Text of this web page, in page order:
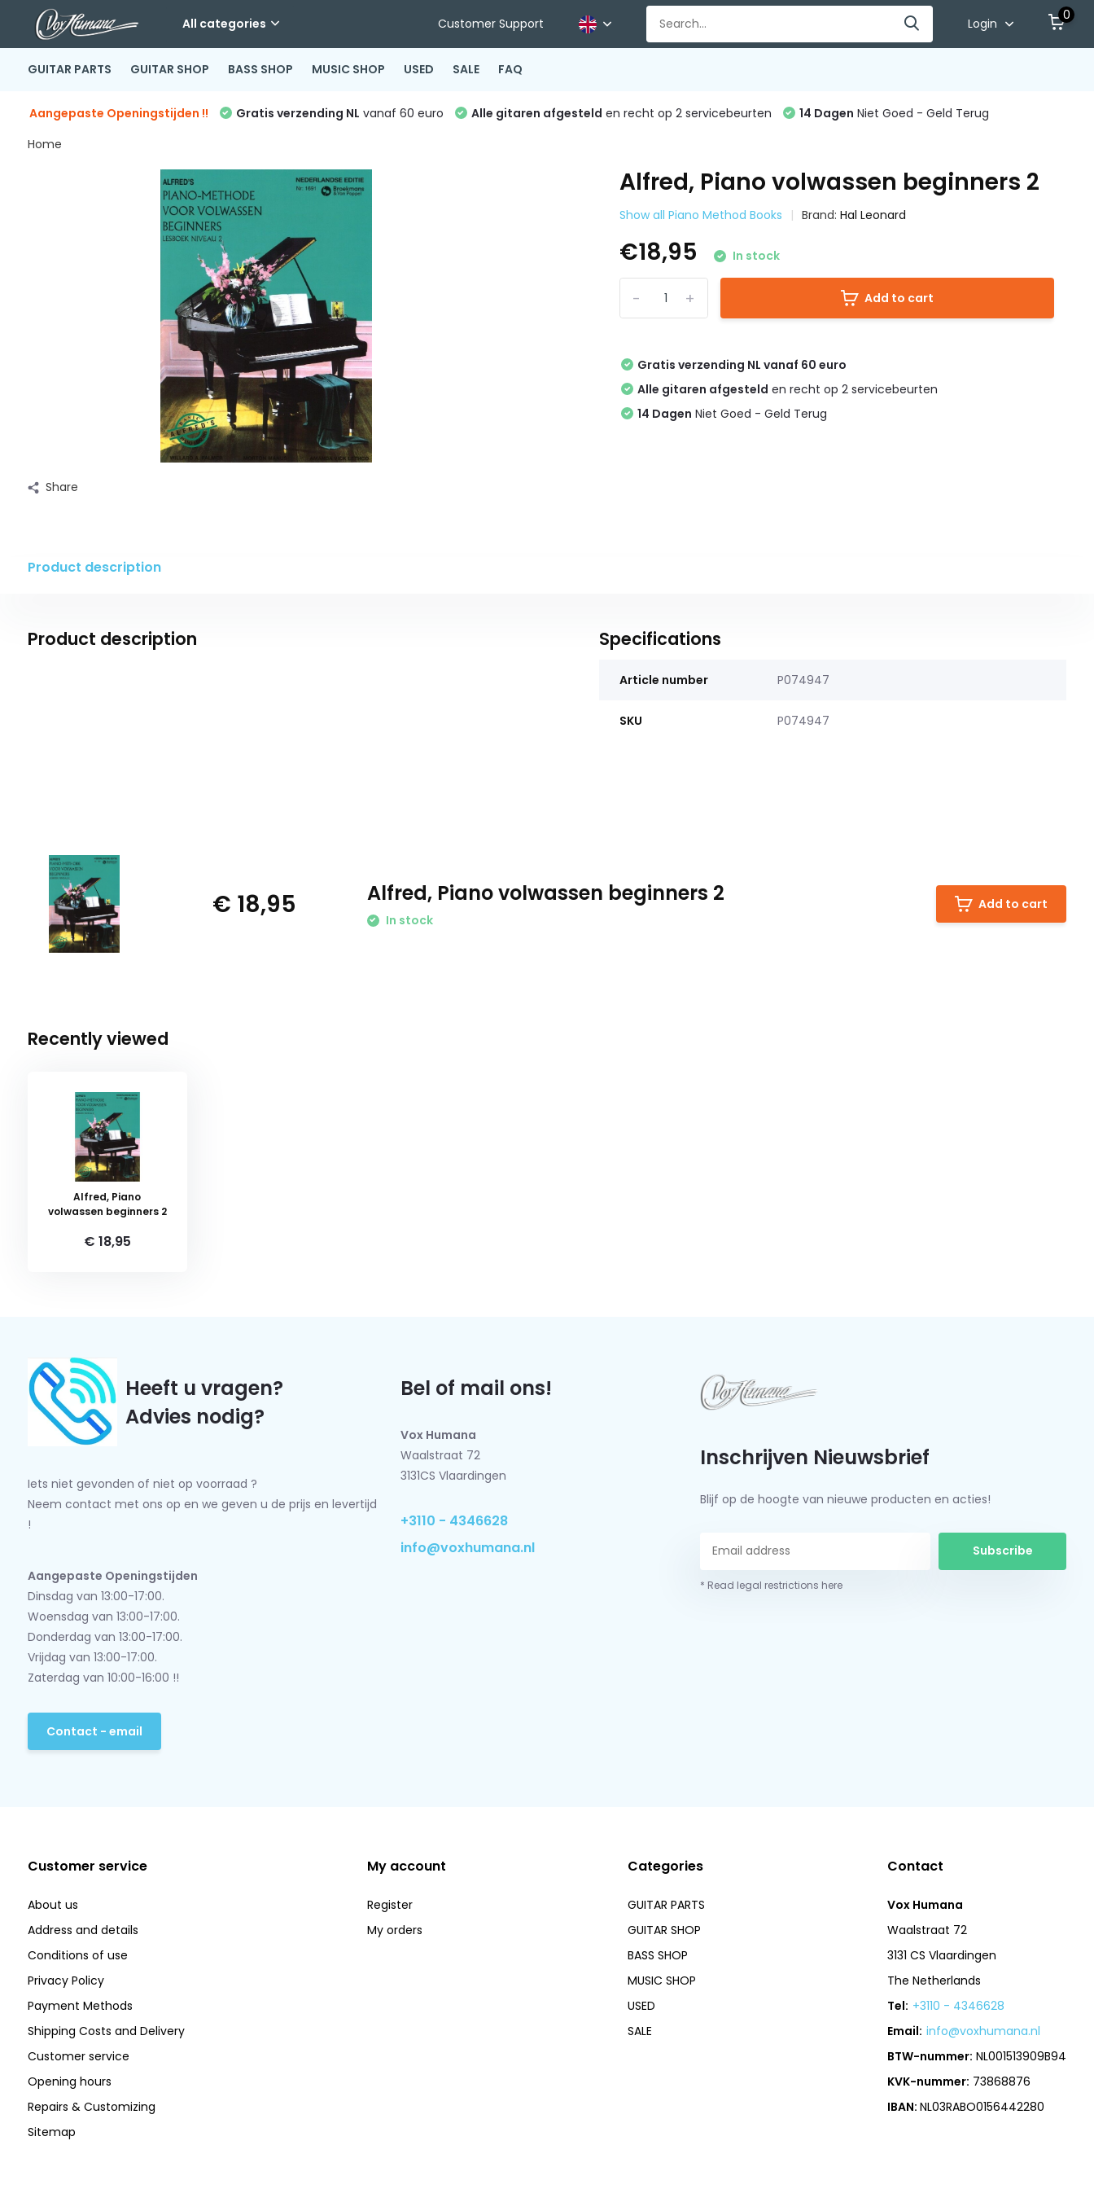
All categories Customer Support Login
0
GUITAR PARTS GUITAR SHOP BASS SHOP MUSIC SHOP USED SALE FAQ
Aangepaste Openingstijden !! Gratis verzending NL vanaf 60 euro Alle gitaren afgesteld en recht op 2 servicebeurten 14 Dagen Niet Goed - Geld Terug
Home
Share
Alfred, Piano volwassen beginners 2
Show all Piano Method Books Brand:Hal Leonard
€18,95 In stock
+
- Add to cart
Gratis verzending NL vanaf 60 euro
Alle gitaren afgesteld en recht op 2 servicebeurten
14 Dagen Niet Goed - Geld Terug
Product description
Product description Specifications
Article number P074947
SKU P074947
€ 18,95 Alfred, Piano volwassen beginners 2
In stock
Add to cart
Recently viewed
Alfred, Piano
volwassen beginners 2
€ 18,95
Heeft u vragen?
Advies nodig?
Iets niet gevonden of niet op voorraad ?
Neem contact met ons op en we geven u de prijs en levertijd
!
Aangepaste Openingstijden
Dinsdag van 13:00-17:00.
Woensdag van 13:00-17:00.
Donderdag van 13:00-17:00.
Vrijdag van 13:00-17:00.
Zaterdag van 10:00-16:00 !!
Contact - email
Bel of mail ons!
Vox Humana
Waalstraat 72
3131CS Vlaardingen
+3110 - 4346628
info@voxhumana.nl
Inschrijven Nieuwsbrief
Blijf op de hoogte van nieuwe producten en acties!
Subscribe
* Read legal restrictions here
Customer service
About us
Address and details
Conditions of use
Privacy Policy
Payment Methods
Shipping Costs and Delivery
Customer service
Opening hours
Repairs & Customizing
Sitemap
My account
Register
My orders
Categories
GUITAR PARTS
GUITAR SHOP
BASS SHOP
MUSIC SHOP
USED
SALE
Contact
Vox Humana
Waalstraat 72
3131 CS Vlaardingen
The Netherlands
Tel: +3110 - 4346628
Email: info@voxhumana.nl
BTW-nummer: NL001513909B94
KVK-nummer: 73868876
IBAN:NL03RABO0156442280